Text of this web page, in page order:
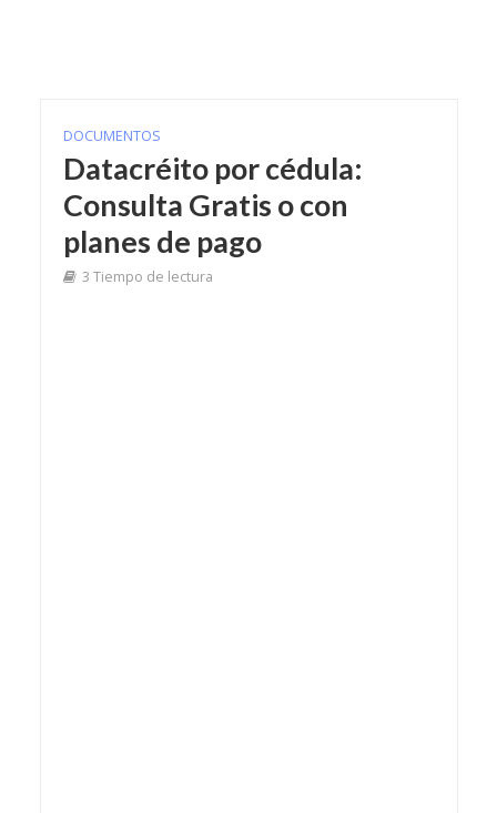
DOCUMENTOS
Datacréito por cédula:
Consulta Gratis o con
planes de pago
3 Tiempo de lectura